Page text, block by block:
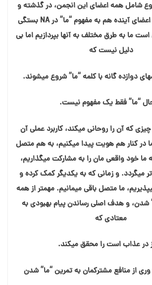
شامل همه اعضای این انجمن، در گذشته و
حال میگردد. حتی اعضای آینده هم به مفهوم “ما” در NA بستگی
ما به طرق مختلف به آنها بپردازیم اما بی
دلیل نیست که
دوازده گانه با کلمه “ما” شروع میشوند.
“ما” فقط یک مفهوم نیست.
که آن را روحانی میکند، کاربرد عملی آن
در کنار هم هویت پیدا میکنیم، به هم متصل
خود واقعی مان را به مشارکت میگذاریم،
میگردد. و زمانی که به یکدیگر کمک کرده و
ما متصل باقی میمانیم. مهمتر از همه
شدن، و هدف اصلی رساندن پیام بهبودی به
معتادی که
در عذاب است را محقق میکند.
وری از منافع مشترکمان به تمرین “ما” شدن